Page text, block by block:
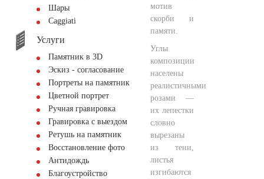
Шары
Сaggiati
Услуги
Памятник в 3D
Эскиз - согласование
Портреты на памятник
Цветной портрет
Ручная гравировка
Гравировка с выездом
Ретушь на памятник
Восстановление фото
Антидождь
Благоустройство
мотив
скорби и
памяти.
Углы
композиции
населены
реалистичными
розами —
их лепестки
словно
вырезаны
из тени,
листья
изгибаются